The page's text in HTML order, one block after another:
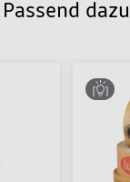
Passend dazu